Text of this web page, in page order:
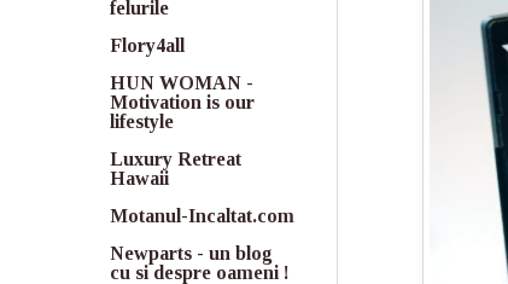
felurile
Flory4all
HUN WOMAN -
Motivation is our
lifestyle
Luxury Retreat
Hawaii
Motanul-Incaltat.com
Newparts - un blog
cu si despre oameni !